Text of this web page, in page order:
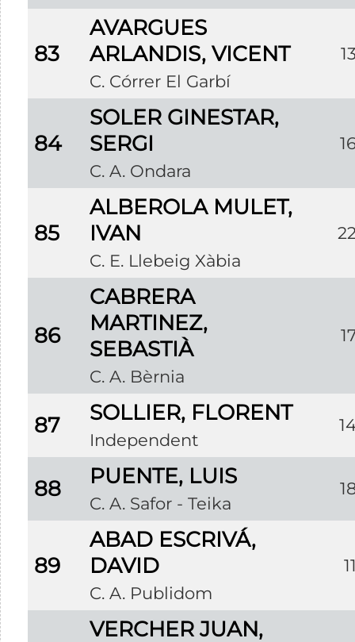
83
AVARGUES
ARLANDIS, VICENT
C. Córrer El Garbí
84
SOLER GINESTAR,
SERGI
C. A. Ondara
85
ALBEROLA MULET,
IVAN
C. E. Llebeig Xàbia
86
CABRERA
MARTINEZ,
SEBASTIÀ
C. A. Bèrnia
87 SOLLIER, FLORENT
Independent
88 PUENTE, LUIS
C. A. Safor - Teika
89
ABAD ESCRIVÁ,
DAVID
C. A. Publidom
VERCHER JUAN,